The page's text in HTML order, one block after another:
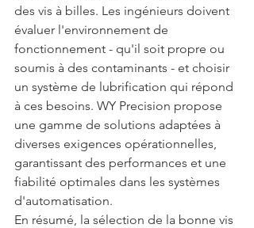
des vis à billes. Les ingénieurs doivent
évaluer l'environnement de
fonctionnement - qu'il soit propre ou
soumis à des contaminants - et choisir
un système de lubrification qui répond
à ces besoins. WY Precision propose
une gamme de solutions adaptées à
diverses exigences opérationnelles,
garantissant des performances et une
fiabilité optimales dans les systèmes
d'automatisation.
En résumé, la sélection de la bonne vis